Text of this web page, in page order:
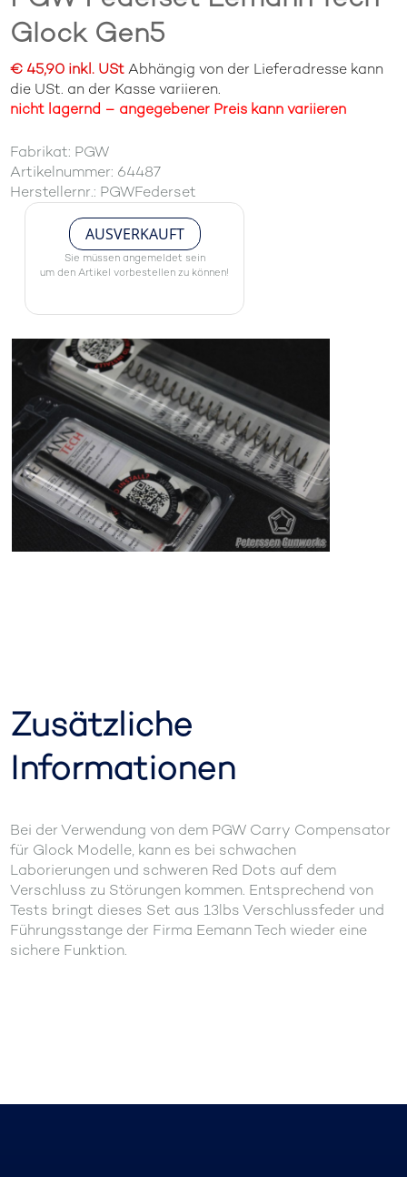
Glock Gen5
€ 45,90 inkl. UStAbhängig von der Lieferadresse kann
die USt. an der Kasse variieren.
nicht lagernd – angegebener Preis kann variieren
Fabrikat: PGW
Artikelnummer: 64487
Herstellernr.: PGWFederset
AUSVERKAUFT
Sie müssen angemeldet sein
um den Artikel vorbestellen zu können!
Zusätzliche
Informationen
Bei der Verwendung von dem PGW Carry Compensator
für Glock Modelle, kann es bei schwachen
Laborierungen und schweren Red Dots auf dem
Verschluss zu Störungen kommen. Entsprechend von
Tests bringt dieses Set aus 13lbs Verschlussfeder und
Führungsstange der Firma Eemann Tech wieder eine
sichere Funktion.